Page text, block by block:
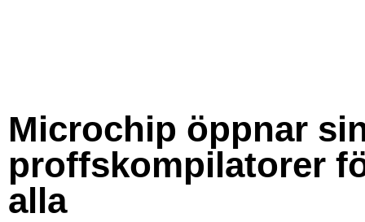
Microchip öppnar
proffskompilatorer
alla